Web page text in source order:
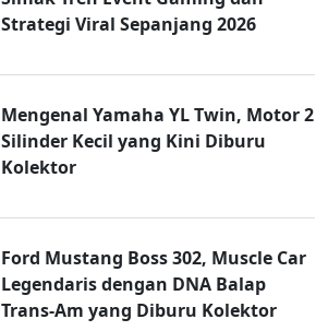
Strategi Viral Sepanjang 2026
Mengenal Yamaha YL Twin, Motor 2
Silinder Kecil yang Kini Diburu
Kolektor
Ford Mustang Boss 302, Muscle Car
Legendaris dengan DNA Balap
Trans-Am yang Diburu Kolektor